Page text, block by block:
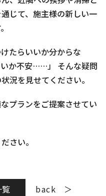
じて、施主様の新しい一
たらいいか分からな
か不安……」 そんな疑問
況を見せてください。
プランをご提案させてい
さい。
back